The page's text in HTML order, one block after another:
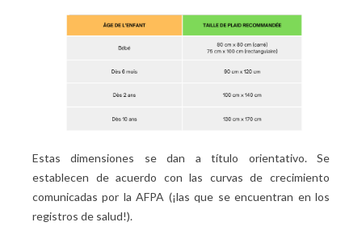
Estas dimensiones se dan a título orientativo. Se
establecen de acuerdo con las curvas de crecimiento
comunicadas por la AFPA (¡las que se encuentran en los
registros de salud!).